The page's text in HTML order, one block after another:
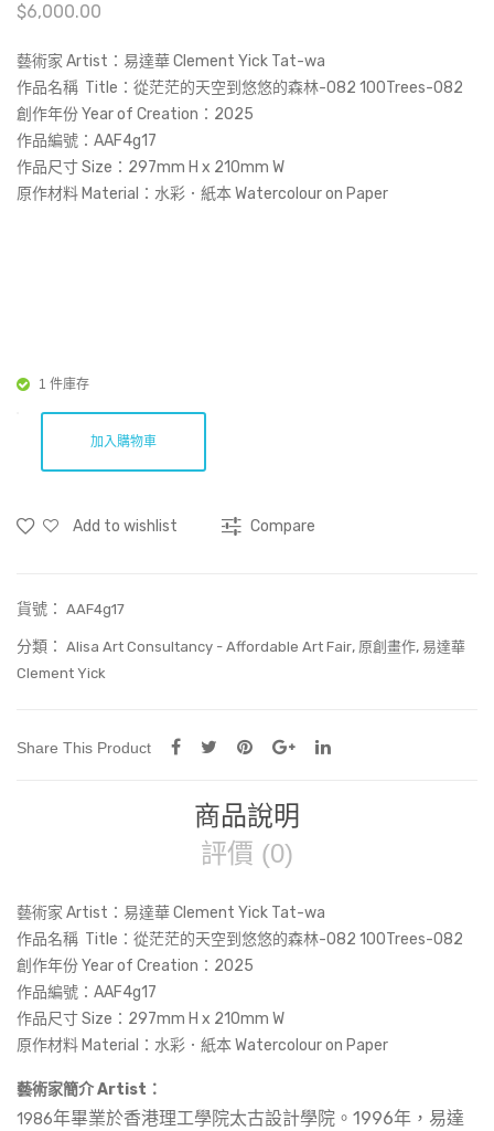
空
ntin
$6,000.00
藝術家 Artist：易達華 Clement Yick Tat-wa
作品名稱 Title： 從茫茫的天空到悠悠的森林-082 100Trees-082
創作年份 Year of Creation：2025
作品編號：AAF4g17
作品尺寸 Size：297mm H x 210mm W
原作材料 Material：水彩．紙本 Watercolour on Paper
1 件庫存
加入購物車
Add to wishlist Compare
貨號： AAF4g17
分類： Alisa Art Consultancy - Affordable Art Fair, 原創畫作, 易達華
Clement Yick
Share This Product
商品說明
評價 (0)
藝術家 Artist：易達華 Clement Yick Tat-wa
作品名稱 Title： 從茫茫的天空到悠悠的森林-082 100Trees-082
創作年份 Year of Creation：2025
作品編號：AAF4g17
作品尺寸 Size：297mm H x 210mm W
原作材料 Material：水彩．紙本 Watercolour on Paper
藝術家簡介 Artist：
1986年畢業於香港理工學院太古設計學院。 1996年，易達